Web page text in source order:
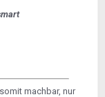
machbar, nur